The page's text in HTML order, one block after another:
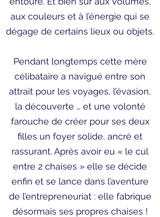
aux couleurs et à l’énergie qui se
dégage de certains lieux ou objets.
Pendant longtemps cette mère
célibataire a navigué entre son
attrait pour les voyages, l’évasion,
la découverte … et une volonté
farouche de créer pour ses deux
filles un foyer solide, ancré et
rassurant. Après avoir eu « le cul
entre 2 chaises » elle se décide
enfin et se lance dans l’aventure
de l’entrepreneuriat : elle fabrique
désormais ses propres chaises !